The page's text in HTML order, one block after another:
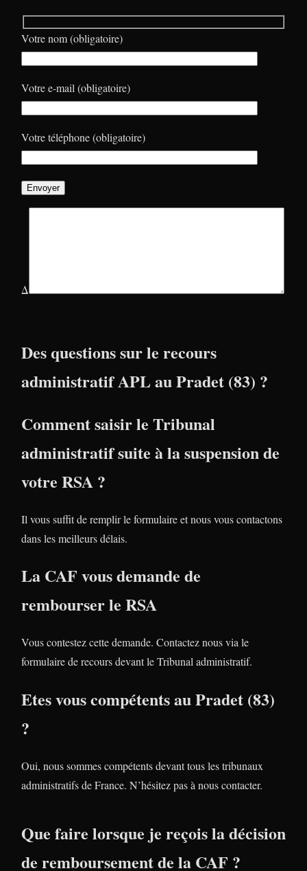
Votre nom (obligatoire)
Votre e-mail (obligatoire)
Votre téléphone (obligatoire)
Δ
Des questions sur le recours
administratif APL au Pradet (83) ?
Comment saisir le Tribunal
administratif suite à la suspension de
votre RSA ?
Il vous suffit de remplir le formulaire et nous vous contactons
dans les meilleurs délais.
La CAF vous demande de
rembourser le RSA
Vous contestez cette demande. Contactez nous via le
formulaire de recours devant le Tribunal administratif.
Etes vous compétents au Pradet (83)
?
Oui, nous sommes compétents devant tous les tribunaux
administratifs de France. N’hésitez pas à nous contacter.
Que faire lorsque je reçois la décision
de remboursement de la CAF ?